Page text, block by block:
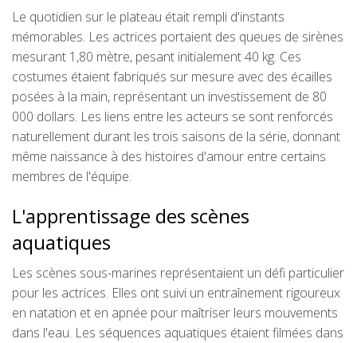
Le quotidien sur le plateau était rempli d'instants
mémorables. Les actrices portaient des queues de sirènes
mesurant 1,80 mètre, pesant initialement 40 kg. Ces
costumes étaient fabriqués sur mesure avec des écailles
posées à la main, représentant un investissement de 80
000 dollars. Les liens entre les acteurs se sont renforcés
naturellement durant les trois saisons de la série, donnant
même naissance à des histoires d'amour entre certains
membres de l'équipe.
L'apprentissage des scènes
aquatiques
Les scènes sous-marines représentaient un défi particulier
pour les actrices. Elles ont suivi un entraînement rigoureux
en natation et en apnée pour maîtriser leurs mouvements
dans l'eau. Les séquences aquatiques étaient filmées dans